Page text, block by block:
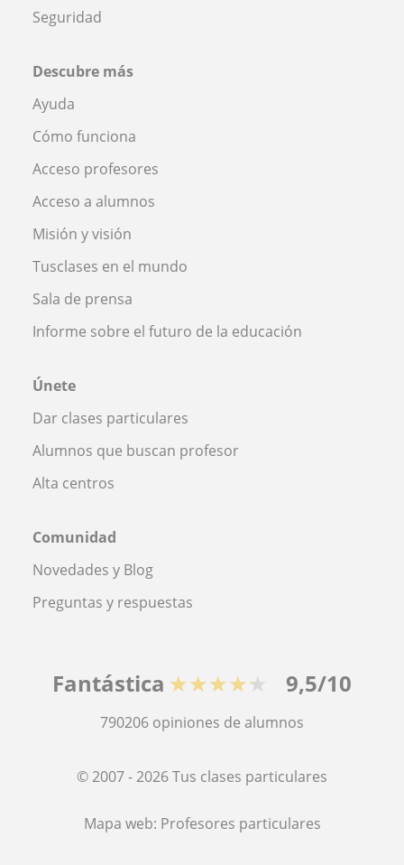
Seguridad
Descubre más
Ayuda
Cómo funciona
Acceso profesores
Acceso a alumnos
Misión y visión
Tusclases en el mundo
Sala de prensa
Informe sobre el futuro de la educación
Únete
Dar clases particulares
Alumnos que buscan profesor
Alta centros
Comunidad
Novedades y Blog
Preguntas y respuestas
Fantástica ★★★★★ 9,5/10
790206 opiniones de alumnos
© 2007 - 2026 Tus clases particulares
Mapa web: Profesores particulares